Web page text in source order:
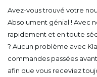
Avez-vous trouvé votre
Absolument génial ! Avec
rapidement et en toute
? Aucun problème avec
commandes passées
afin que vous receviez